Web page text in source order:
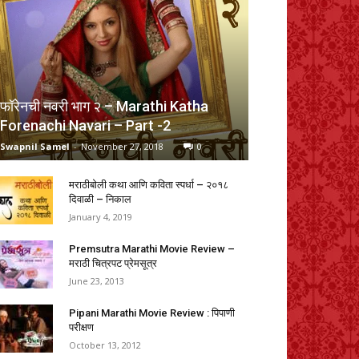
फॉरेनची नवरी भाग २ – Marathi Katha
Forenachi Navari – Part -2
Swapnil Samel - November 27, 2018 0
मराठीबोली कथा आणि कविता स्पर्धा – २०१८
दिवाळी – निकाल
January 4, 2019
Premsutra Marathi Movie Review –
मराठी चित्रपट प्रेमसूत्र
June 23, 2013
Pipani Marathi Movie Review : पिपाणी
परीक्षण
October 13, 2012